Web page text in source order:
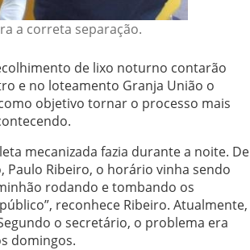
a correta separação.
de lixo noturno contarão
e no loteamento Granja União o
objetivo tornar o processo mais
mecanizada fazia durante a noite. De
Ribeiro, o horário vinha sendo
rodando e tombando os
reconhece Ribeiro. Atualmente,
o secretário, o problema era
domingos.